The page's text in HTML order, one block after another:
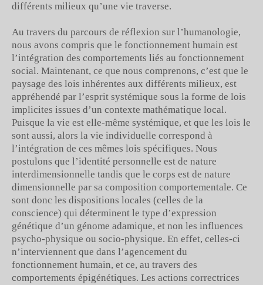
différents milieux qu’une vie traverse.
Au travers du parcours de réflexion sur l’humanologie,
nous avons compris que le fonctionnement humain est
l’intégration des comportements liés au fonctionnement
social. Maintenant, ce que nous comprenons, c’est que le
paysage des lois inhérentes aux différents milieux, est
appréhendé par l’esprit systémique sous la forme de lois
implicites issues d’un contexte mathématique local.
Puisque la vie est elle-même systémique, et que les lois le
sont aussi, alors la vie individuelle correspond à
l’intégration de ces mêmes lois spécifiques. Nous
postulons que l’identité personnelle est de nature
interdimensionnelle tandis que le corps est de nature
dimensionnelle par sa composition comportementale. Ce
sont donc les dispositions locales (celles de la
conscience) qui déterminent le type d’expression
génétique d’un génome adamique, et non les influences
psycho-physique ou socio-physique. En effet, celles-ci
n’interviennent que dans l’agencement du
fonctionnement humain, et ce, au travers des
comportements épigénétiques. Les actions correctrices